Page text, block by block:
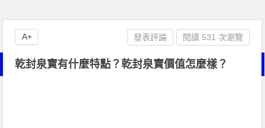
乾封泉寶有什麼特點？乾封泉寶價值怎麼樣？
發表評論 閱讀 531 次瀏覽
A+